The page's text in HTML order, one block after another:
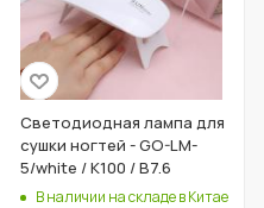
Светодиодная лампа для
сушки ногтей - GO-LM-
5/white / К100 / В7.6
В наличии на складе в Китае